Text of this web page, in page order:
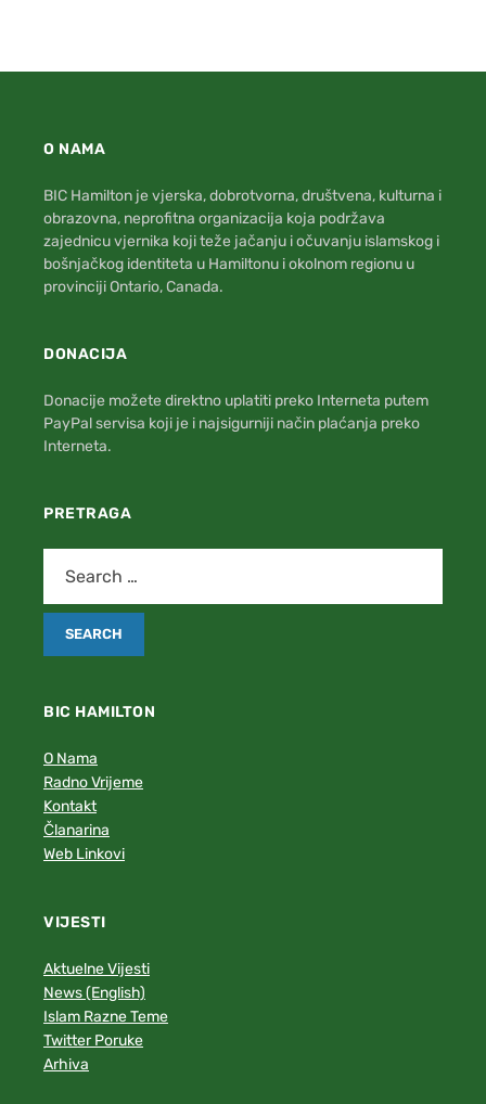
O NAMA
BIC Hamilton je vjerska, dobrotvorna, društvena, kulturna i
obrazovna, neprofitna organizacija koja podržava
zajednicu vjernika koji teže jačanju i očuvanju islamskog i
bošnjačkog identiteta u Hamiltonu i okolnom regionu u
provinciji Ontario, Canada.
DONACIJA
Donacije možete direktno uplatiti preko Interneta putem
PayPal servisa koji je i najsigurniji način plaćanja preko
Interneta.
PRETRAGA
BIC HAMILTON
O Nama
Radno Vrijeme
Kontakt
Članarina
Web Linkovi
VIJESTI
Aktuelne Vijesti
News (English)
Islam Razne Teme
Twitter Poruke
Arhiva